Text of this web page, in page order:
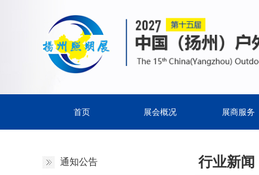
首页 展会概况 展商服务
通知公告 行业新闻